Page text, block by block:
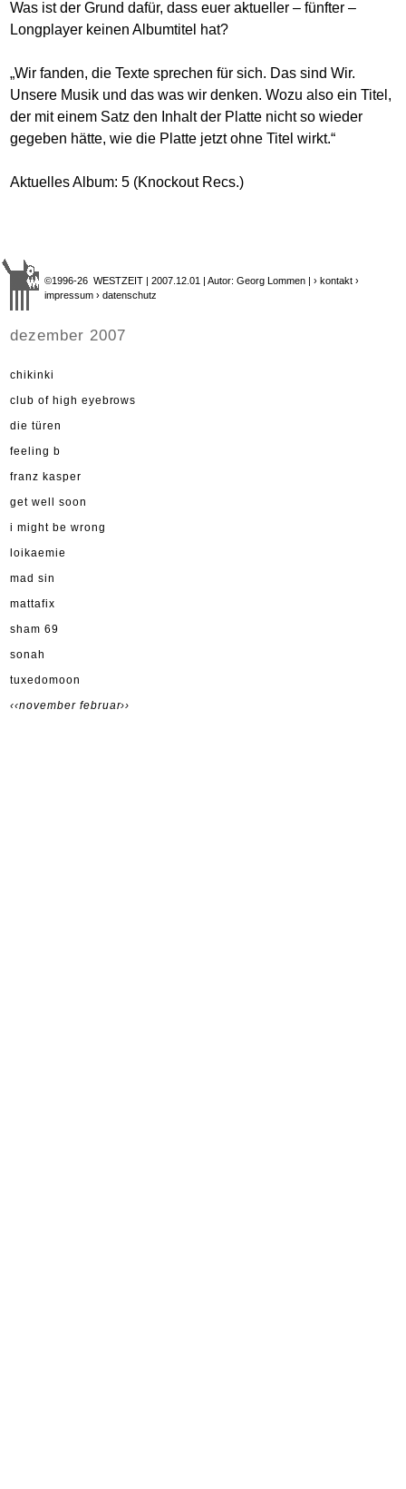
Was ist der Grund dafür, dass euer aktueller – fünfter –
Longplayer keinen Albumtitel hat?
„Wir fanden, die Texte sprechen für sich. Das sind Wir.
Unsere Musik und das was wir denken. Wozu also ein Titel,
der mit einem Satz den Inhalt der Platte nicht so wieder
gegeben hätte, wie die Platte jetzt ohne Titel wirkt.“
Aktuelles Album: 5 (Knockout Recs.)
©1996-26 WESTZEIT | 2007.12.01 | Autor: Georg Lommen |› kontakt ›
impressum › datenschutz
dezember 2007
chikinki
club of high eyebrows
die türen
feeling b
franz kasper
get well soon
i might be wrong
loikaemie
mad sin
mattafix
sham 69
sonah
tuxedomoon
‹‹november februar››